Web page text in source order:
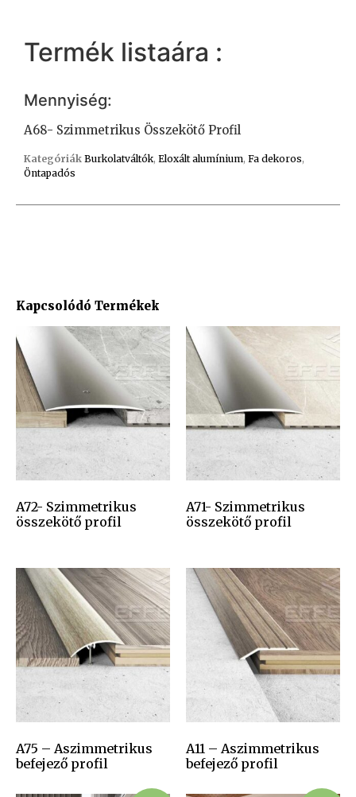
Kapcsolódó Termékek
A72- Szimmetrikus
összekötő profil
A71- Szimmetrikus
összekötő profil
A75 – Aszimmetrikus
befejező profil
A11 – Aszimmetrikus
befejező profil
Termék listaára :
Mennyiség:
A68- Szimmetrikus Összekötő Profil
Kategóriák Burkolatváltók, Eloxált alumínium, Fa dekoros,
Öntapadós